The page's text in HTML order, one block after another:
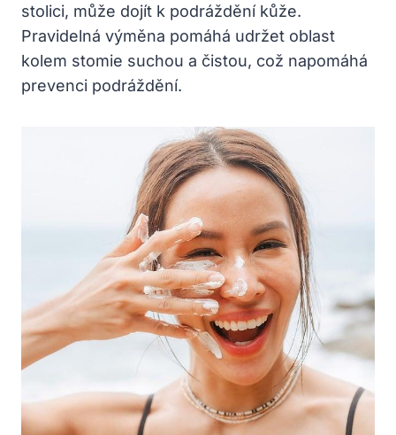
stolici, může dojít k podráždění kůže.
Pravidelná výměna pomáhá udržet oblast
kolem stomie suchou a čistou, což napomáhá
prevenci podráždění.